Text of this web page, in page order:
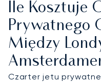
Ile Kosztuje
Prywatnego
Między
Czarter jetu